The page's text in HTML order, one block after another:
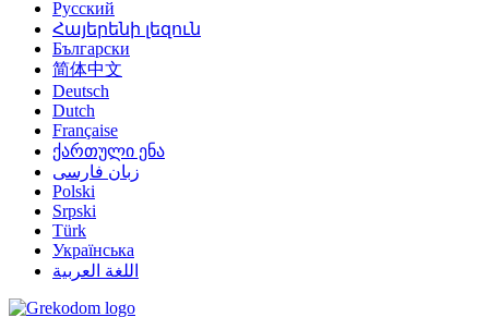
Русский
Հայերենի լեզուն
Български
简体中文
Deutsch
Dutch
Française
ქართული ენა
زبان فارسی
Polski
Srpski
Türk
Українська
اللغة العربية